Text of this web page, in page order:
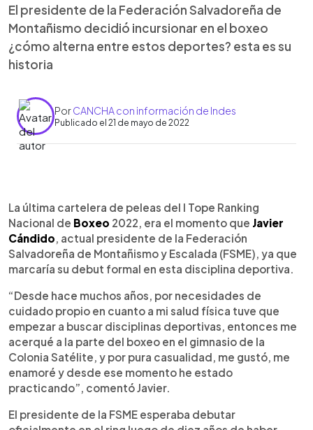
El presidente de la Federación Salvadoreña de
Montañismo decidió incursionar en el boxeo
¿cómo alterna entre estos deportes? esta es su
historia
PorCANCHA con información de Indes
Publicado el 21 de mayo de 2022
Escuchar artículo
La última cartelera de peleas del I Tope Ranking
Nacional de Boxeo 2022, era el momento que Javier
Cándido, actual presidente de la Federación
Salvadoreña de Montañismo y Escalada (FSME), ya que
marcaría su debut formal en esta disciplina deportiva.
“Desde hace muchos años, por necesidades de
cuidado propio en cuanto a mi salud física tuve que
empezar a buscar disciplinas deportivas, entonces me
acerqué a la parte del boxeo en el gimnasio de la
Colonia Satélite, y por pura casualidad, me gustó, me
enamoré y desde ese momento he estado
practicando”, comentó Javier.
El presidente de la FSME esperaba debutar